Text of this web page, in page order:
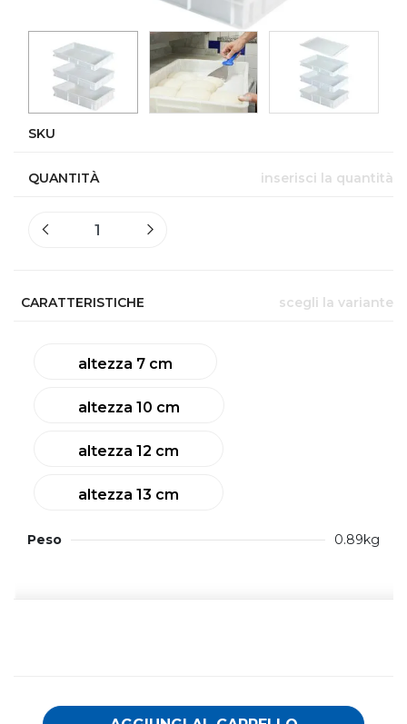
SKU
QUANTITÀ inserisci la quantità
CARATTERISTICHE scegli la variante
altezza 7 cm
altezza 10 cm
altezza 12 cm
altezza 13 cm
Peso 0.89kg